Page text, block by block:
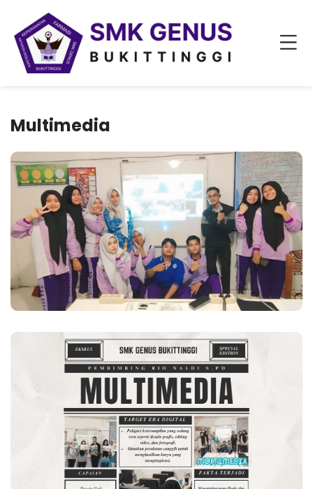
Multimedia